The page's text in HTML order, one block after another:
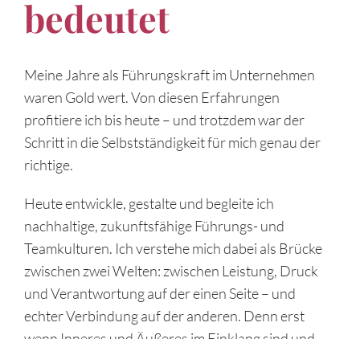
bedeutet
Meine Jahre als Führungskraft im Unternehmen
waren Gold wert. Von diesen Erfahrungen
profitiere ich bis heute – und trotzdem war der
Schritt in die Selbstständigkeit für mich genau der
richtige.
Heute entwickle, gestalte und begleite ich
nachhaltige, zukunftsfähige Führungs- und
Teamkulturen. Ich verstehe mich dabei als Brücke
zwischen zwei Welten: zwischen Leistung, Druck
und Verantwortung auf der einen Seite – und
echter Verbindung auf der anderen. Denn erst